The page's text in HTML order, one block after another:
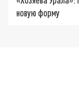
новую форму